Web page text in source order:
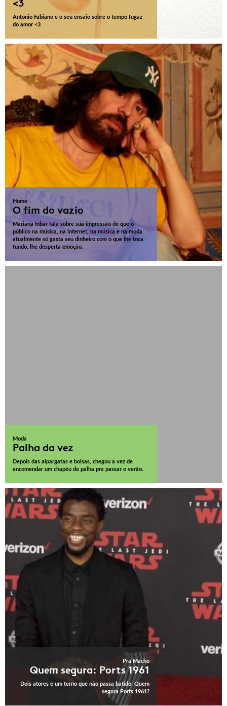
<3
Antonio Fabiano e o seu ensaio sobre o tempo fugaz
do amor <3
Home
O fim do vazio
Mariana Inbar fala sobre sua impressão de que o
público na música, na internet, na música e na moda
atualmente só gasta seu dinheiro com o que lhe toca
fundo, lhe desperta emoção.
Moda
Palha da vez
Depois das alpargatas e bolsas, chegou a vez de
encomendar um chapéu de palha pra passar o verão.
Pra Macho
Quem segura: Ports 1961
Dois atores e um terno que não passa batido: Quem
segura Ports 1961?